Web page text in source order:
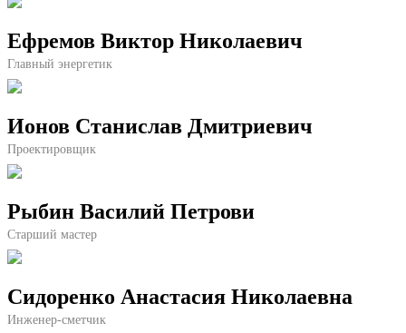
Ефремов Виктор Николаевич
Главный энергетик
Ионов Станислав Дмитриевич
Проектировщик
Рыбин Василий Петрови
Старший мастер
Сидоренко Анастасия Николаевна
Инженер-сметчик